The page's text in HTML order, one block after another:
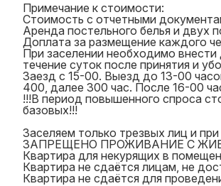
Примечание к стоимости:
Стоимость с отчетными
Аренда постельного белья и двух
Доплата за размещение каждого
При заселении необходимо
течение суток после принятия и
Заезд с 15-00. Выезд до 13-00
400, далее 300 час. После 16-00
!!!В период повышенного спроса
базовых!!!
Заселяем только трезвых лиц и
ЗАПРЕЩЕНО ПРОЖИВАНИЕ С
Квартира для некурящих в
Квартира не сдаётся лицам, не
Квартира не сдаётся для